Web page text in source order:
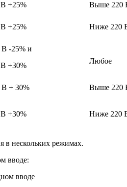
+25% Выше 220
+25% Ниже 220
-25% и
+30%
Любое
+ 30% Выше 220
+30% Ниже 220
в нескольких режимах.
вводе: